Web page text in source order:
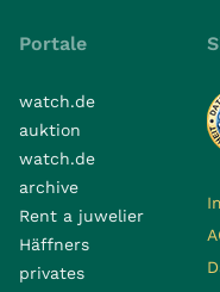
Portale
watch.de
auktion
watch.de
archive
Rent a juwelier
Häffners
privates